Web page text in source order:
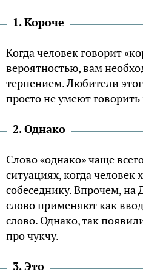
1. Короче
Когда человек говорит
вероятностью, вам
терпением. Любители
просто не умеют говорить
2. Однако
Слово «однако» чаще
ситуациях, когда человек
собеседнику. Впрочем, на
слово применяют как
слово. Однако, так
про чукчу.
3. Это